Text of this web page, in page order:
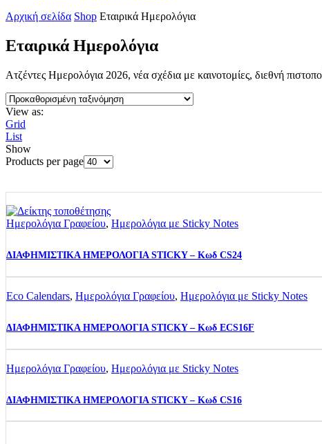
Αρχική σελίδα Shop Εταιρικά Ημερολόγια
Εταιρικά Ημερολόγια
Ατζέντες Ημερολόγια 2026, νέα σχέδια με καινοτομίες, διεθνή
View as:
Grid
List
Show
Products per page
Ημερολόγια Γραφείου, Ημερολόγια με Sticky Notes
ΔΙΑΦΗΜΙΣΤΙΚΑ ΗΜΕΡΟΛΟΓΙΑ STICKY – Κωδ CS24
Eco Calendars, Ημερολόγια Γραφείου, Ημερολόγια με Sticky Notes
ΔΙΑΦΗΜΙΣΤΙΚΑ ΗΜΕΡΟΛΟΓΙΑ STICKY – Κωδ ECS16F
Ημερολόγια Γραφείου, Ημερολόγια με Sticky Notes
ΔΙΑΦΗΜΙΣΤΙΚΑ ΗΜΕΡΟΛΟΓΙΑ STICKY – Κωδ CS16